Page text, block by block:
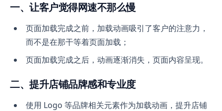
一、让客户觉得网速不那么慢
页面加载完成之前，加载动画吸引了客户的注意力，
而不是在那干等着页面加载；
页面加载完成之后，动画逐渐消失，页面内容呈现。
二、提升店铺品牌感和专业度
使用 Logo 等品牌相关元素作为加载动画，提升店铺